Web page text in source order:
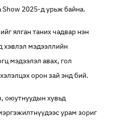
Show 2025-д урьж байна.
ялган таних чадвар нэн
хэвлэл мэдээллийн
мэдээлэл авах, гол
орон зай энд бий.
оюутнуудын хувьд
урам зориг